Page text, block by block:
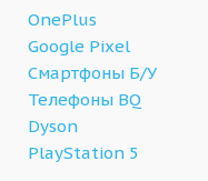
OnePlus
Google Pixel
Смартфоны Б/У
Телефоны BQ
Dyson
PlayStation 5